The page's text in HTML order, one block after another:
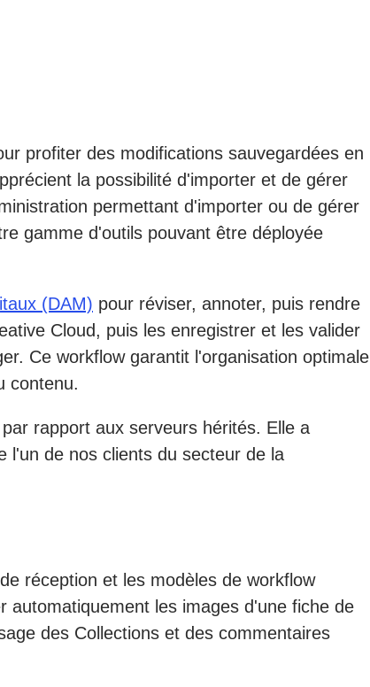
profiter des modifications sauvegardées en
la possibilité d'importer et de gérer
permettant d'importer ou de gérer
gamme d'outils pouvant être déployée
(DAM) pour réviser, annoter, puis rendre
Cloud, puis les enregistrer et les valider
Ce workflow garantit l'organisation optimale
contenu.
rapport aux serveurs hérités. Elle a
l'un de nos clients du secteur de la
réception et les modèles de workflow
automatiquement les images d'une fiche de
des Collections et des commentaires